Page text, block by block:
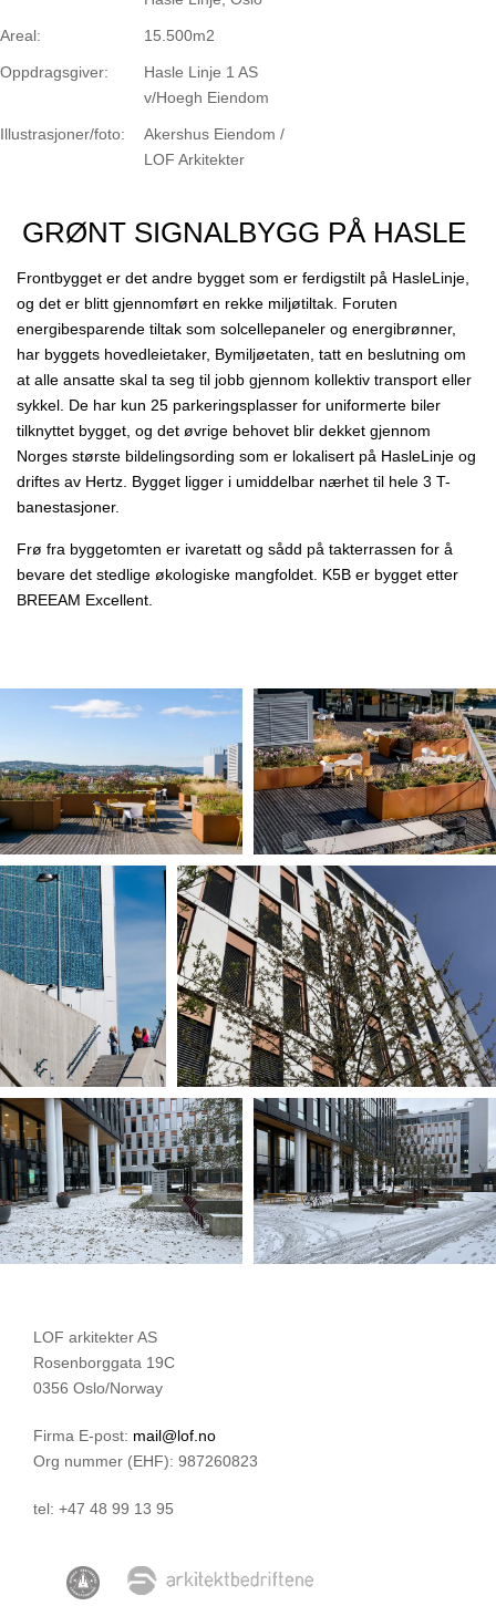
Areal: 15.500m2
Oppdragsgiver:
Hasle Linje 1 AS
v/Hoegh Eiendom
Illustrasjoner/foto:
Akershus Eiendom /
LOF Arkitekter
GRØNT SIGNALBYGG PÅ HASLE
Frontbygget er det andre bygget som er ferdigstilt på HasleLinje,
og det er blitt gjennomført en rekke miljøtiltak. Foruten
energibesparende tiltak som solcellepaneler og energibrønner,
har byggets hovedleietaker, Bymiljøetaten, tatt en beslutning om
at alle ansatte skal ta seg til jobb gjennom kollektiv transport eller
sykkel. De har kun 25 parkeringsplasser for uniformerte biler
tilknyttet bygget, og det øvrige behovet blir dekket gjennom
Norges største bildelingsording som er lokalisert på HasleLinje og
driftes av Hertz. Bygget ligger i umiddelbar nærhet til hele 3 T-
banestasjoner.
Frø fra byggetomten er ivaretatt og sådd på takterrassen for å
bevare det stedlige økologiske mangfoldet. K5B er bygget etter
BREEAM Excellent.
LOF arkitekter AS
Rosenborggata 19C
0356 Oslo/Norway
Firma E-post: mail@lof.no
Org nummer (EHF): 987260823
tel: +47 48 99 13 95